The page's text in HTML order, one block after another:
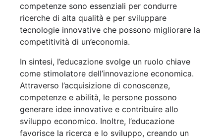
competenze sono essenziali per condurre
ricerche di alta qualità e per sviluppare
tecnologie innovative che possono migliorare la
competitività di un’economia.
In sintesi, l’educazione svolge un ruolo chiave
come stimolatore dell’innovazione economica.
Attraverso l’acquisizione di conoscenze,
competenze e abilità, le persone possono
generare idee innovative e contribuire allo
sviluppo economico. Inoltre, l’educazione
favorisce la ricerca e lo sviluppo, creando un